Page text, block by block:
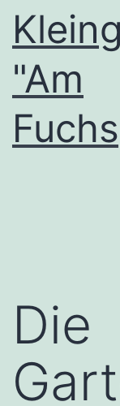
Zum
Inhalt
springen
"Am
Die